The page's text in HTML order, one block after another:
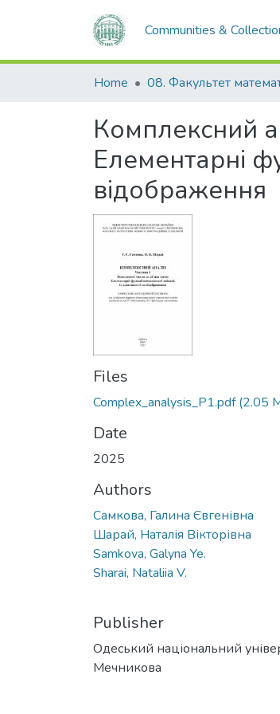
Communities &
Home
Комплексний
Елементарні
відображення
Files
Complex_analysis_P1.pdf(2.05
Date
2025
Authors
Самкова, Галина Євгенівна
Шарай, Наталія Вікторівна
Samkova, Galyna Ye.
Sharai, Nataliia V.
Publisher
Одеський національний
Мечникова